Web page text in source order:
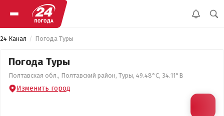
24 Канал Погода Туры
Погода Туры
Полтавская обл., Полтавский район, Туры, 49.48°С, 34.11°В
Изменить город